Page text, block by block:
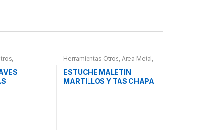
,
Mano
Herramientas Otros, Area Metal,
Pintura,Maletines Herramientas,
Extractores, Compresímetros,
otros
ESTUCHE MALETIN
MARTILLOS Y TAS CHAPA